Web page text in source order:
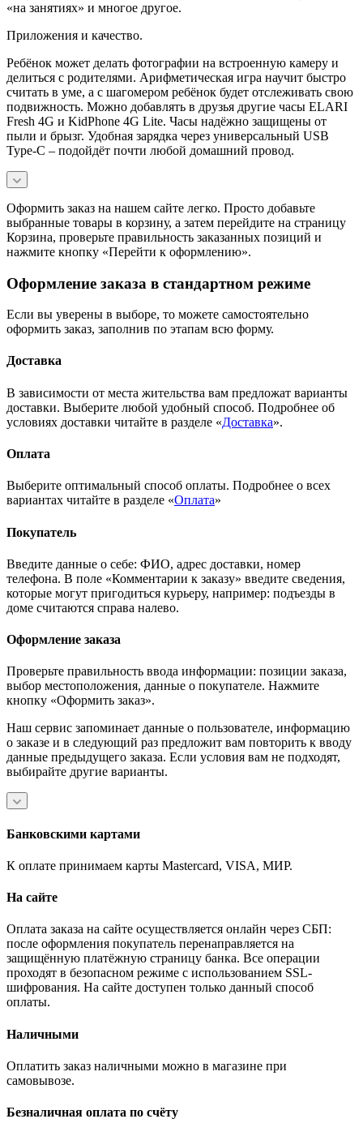
«на занятиях» и многое другое.
Приложения и качество.
Ребёнок может делать фотографии на встроенную камеру и
делиться с родителями. Арифметическая игра научит быстро
считать в уме, а с шагомером ребёнок будет отслеживать свою
подвижность. Можно добавлять в друзья другие часы ELARI
Fresh 4G и KidPhone 4G Lite. Часы надёжно защищены от
пыли и брызг. Удобная зарядка через универсальный USB
Type-C – подойдёт почти любой домашний провод.
Оформить заказ на нашем сайте легко. Просто добавьте
выбранные товары в корзину, а затем перейдите на страницу
Корзина, проверьте правильность заказанных позиций и
нажмите кнопку «Перейти к оформлению».
Оформление заказа в стандартном режиме
Если вы уверены в выборе, то можете самостоятельно
оформить заказ, заполнив по этапам всю форму.
Доставка
В зависимости от места жительства вам предложат варианты
доставки. Выберите любой удобный способ. Подробнее об
условиях доставки читайте в разделе «Доставка».
Оплата
Выберите оптимальный способ оплаты. Подробнее о всех
вариантах читайте в разделе «Оплата»
Покупатель
Введите данные о себе: ФИО, адрес доставки, номер
телефона. В поле «Комментарии к заказу» введите сведения,
которые могут пригодиться курьеру, например: подъезды в
доме считаются справа налево.
Оформление заказа
Проверьте правильность ввода информации: позиции заказа,
выбор местоположения, данные о покупателе. Нажмите
кнопку «Оформить заказ».
Наш сервис запоминает данные о пользователе, информацию
о заказе и в следующий раз предложит вам повторить к вводу
данные предыдущего заказа. Если условия вам не подходят,
выбирайте другие варианты.
Банковскими картами
К оплате принимаем карты Mastercard, VISA, МИР.
На сайте
Оплата заказа на сайте осуществляется онлайн через СБП:
после оформления покупатель перенаправляется на
защищённую платёжную страницу банка. Все операции
проходят в безопасном режиме с использованием SSL-
шифрования. На сайте доступен только данный способ
оплаты.
Наличными
Оплатить заказ наличными можно в магазине при
самовывозе.
Безналичная оплата по счёту